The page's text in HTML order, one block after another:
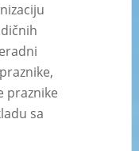
praznike
sa